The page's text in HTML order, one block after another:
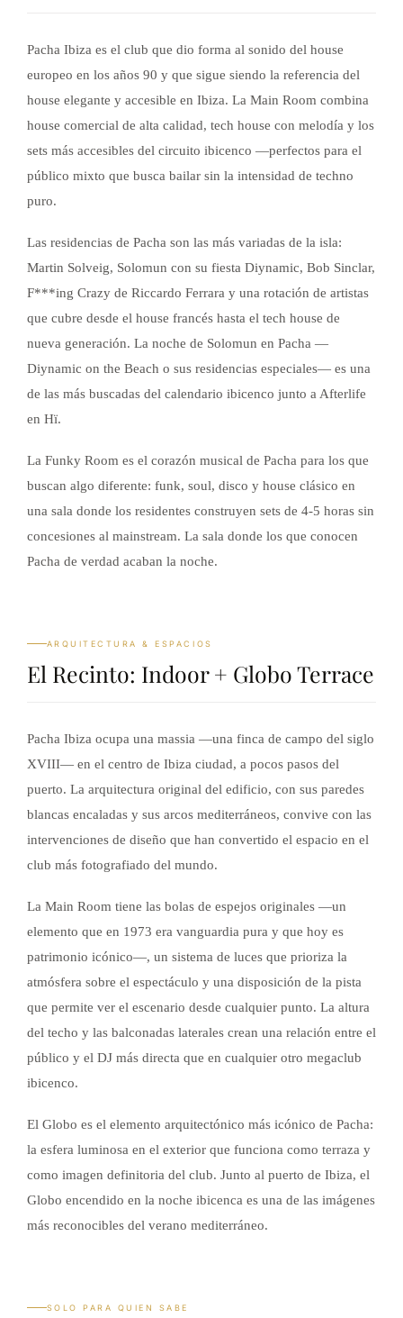
Pacha Ibiza es el club que dio forma al sonido del house
europeo en los años 90 y que sigue siendo la referencia del
house elegante y accesible en Ibiza. La Main Room combina
house comercial de alta calidad, tech house con melodía y los
sets más accesibles del circuito ibicenco —perfectos para el
público mixto que busca bailar sin la intensidad de techno
puro.
Las residencias de Pacha son las más variadas de la isla:
Martin Solveig, Solomun con su fiesta Diynamic, Bob Sinclar,
F***ing Crazy de Riccardo Ferrara y una rotación de artistas
que cubre desde el house francés hasta el tech house de
nueva generación. La noche de Solomun en Pacha —
Diynamic on the Beach o sus residencias especiales— es una
de las más buscadas del calendario ibicenco junto a Afterlife
en Hï.
La Funky Room es el corazón musical de Pacha para los que
buscan algo diferente: funk, soul, disco y house clásico en
una sala donde los residentes construyen sets de 4-5 horas sin
concesiones al mainstream. La sala donde los que conocen
Pacha de verdad acaban la noche.
ARQUITECTURA & ESPACIOS
El Recinto: Indoor + Globo Terrace
Pacha Ibiza ocupa una massia —una finca de campo del siglo
XVIII— en el centro de Ibiza ciudad, a pocos pasos del
puerto. La arquitectura original del edificio, con sus paredes
blancas encaladas y sus arcos mediterráneos, convive con las
intervenciones de diseño que han convertido el espacio en el
club más fotografiado del mundo.
La Main Room tiene las bolas de espejos originales —un
elemento que en 1973 era vanguardia pura y que hoy es
patrimonio icónico—, un sistema de luces que prioriza la
atmósfera sobre el espectáculo y una disposición de la pista
que permite ver el escenario desde cualquier punto. La altura
del techo y las balconadas laterales crean una relación entre el
público y el DJ más directa que en cualquier otro megaclub
ibicenco.
El Globo es el elemento arquitectónico más icónico de Pacha:
la esfera luminosa en el exterior que funciona como terraza y
como imagen definitoria del club. Junto al puerto de Ibiza, el
Globo encendido en la noche ibicenca es una de las imágenes
más reconocibles del verano mediterráneo.
SOLO PARA QUIEN SABE